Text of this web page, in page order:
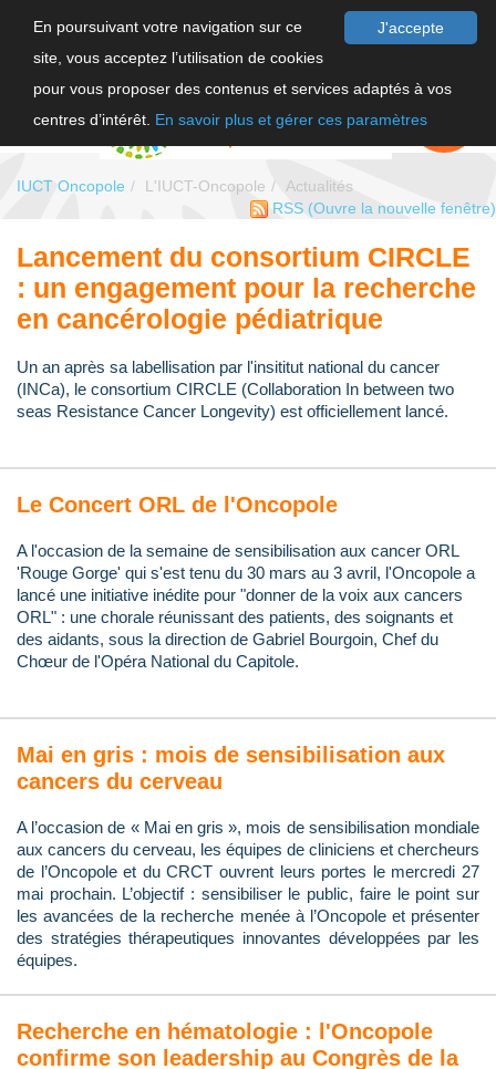
J'accepte
En poursuivant votre navigation sur ce
site, vous acceptez l’utilisation de cookies
pour vous proposer des contenus et services adaptés à vos
centres d’intérêt. En savoir plus et gérer ces paramètres
FAIRE UN
DON
IUCT Oncopole L'IUCT-Oncopole
Actualités
RSS (Ouvre la nouvelle fenêtre)
Lancement du consortium CIRCLE
: un engagement pour la recherche
en cancérologie pédiatrique
Un an après sa labellisation par l'insititut national du cancer
(INCa), le consortium CIRCLE (Collaboration In between two
seas Resistance Cancer Longevity) est officiellement lancé.
Le Concert ORL de l'Oncopole
A l'occasion de la semaine de sensibilisation aux cancer ORL
'Rouge Gorge' qui s'est tenu du 30 mars au 3 avril, l'Oncopole a
lancé une initiative inédite pour "donner de la voix aux cancers
ORL" : une chorale réunissant des patients, des soignants et
des aidants, sous la direction de Gabriel Bourgoin, Chef du
Chœur de l'Opéra National du Capitole.
Mai en gris : mois de sensibilisation aux
cancers du cerveau
A l’occasion de « Mai en gris », mois de sensibilisation mondiale
aux cancers du cerveau, les équipes de cliniciens et chercheurs
de l’Oncopole et du CRCT ouvrent leurs portes le mercredi 27
mai prochain. L’objectif : sensibiliser le public, faire le point sur
les avancées de la recherche menée à l’Oncopole et présenter
des stratégies thérapeutiques innovantes développées par les
équipes.
Recherche en hématologie : l'Oncopole
confirme son leadership au Congrès de la